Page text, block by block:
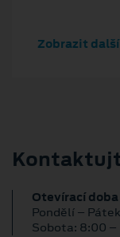
Zobrazit
Otevírací doba
Pondělí –
Sobota: 8:00 –